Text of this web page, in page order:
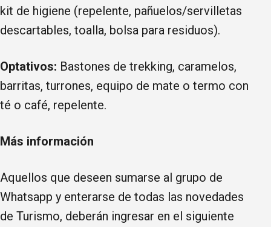
kit de higiene (repelente, pañuelos/servilletas
descartables, toalla, bolsa para residuos).
Optativos: Bastones de trekking, caramelos,
barritas, turrones, equipo de mate o termo con
té o café, repelente.
Más información
Aquellos que deseen sumarse al grupo de
Whatsapp y enterarse de todas las novedades
de Turismo, deberán ingresar en el siguiente